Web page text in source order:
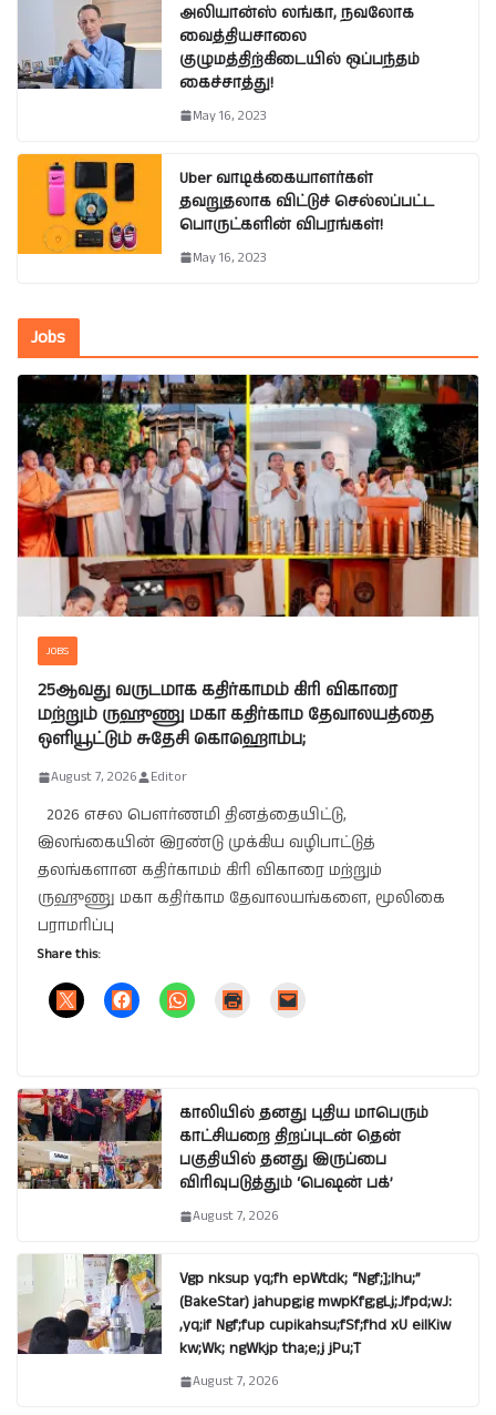
அலியான்ஸ் லங்கா, நவலோக
வைத்தியசாலை
குழுமத்திற்கிடையில் ஒப்பந்தம்
கைச்சாத்து!
May 16, 2023
Uber வாடிக்கையாளர்கள்
தவறுதலாக விட்டுச் செல்லப்பட்ட
பொருட்களின் விபரங்கள்!
May 16, 2023
Jobs
JOBS
25ஆவது வருடமாக கதிர்காமம் கிரி விகாரை
மற்றும் ருஹுணு மகா கதிர்காம தேவாலயத்தை
ஒளியூட்டும் சுதேசி கொஹொம்ப;
August 7, 2026 Editor
2026 எசல பௌர்ணமி தினத்தையிட்டு,
இலங்கையின் இரண்டு முக்கிய வழிபாட்டுத்
தலங்களான கதிர்காமம் கிரி விகாரை மற்றும்
ருஹுணு மகா கதிர்காம தேவாலயங்களை, மூலிகை
பராமரிப்பு
Share this:
காலியில் தனது புதிய மாபெரும்
காட்சியறை திறப்புடன் தென்
பகுதியில் தனது இருப்பை
விரிவுபடுத்தும் ‘பெஷன் பக்’
August 7, 2026
Vgp nksup yq;fh epWtdk; “Ngf;];lhu;”
(BakeStar) jahupg;ig mwpKfg;gLj;Jfpd;wJ:
,yq;if Ngf;fup cupikahsu;fSf;fhd xU eilKiw
kw;Wk; ngWkjp tha;e;j jPu;T
August 7, 2026